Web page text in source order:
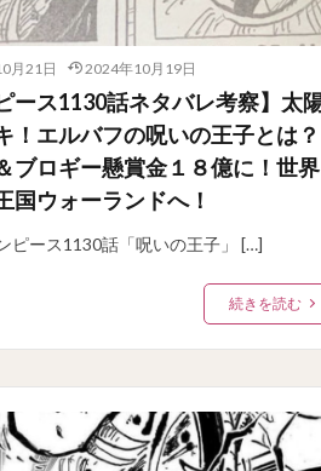
月21日 2024年10月19日
ース1130話ネタバレ考察】太
！エルバフの呪いの王子とは？
ブロギー懸賞金１８億に！世界
国ウォーランドへ！
ピース1130話「呪いの王子」 […]
続きを読む